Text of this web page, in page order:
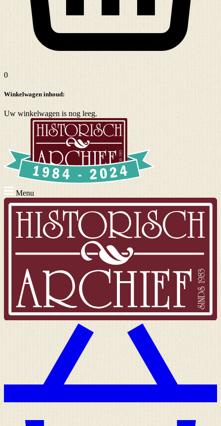
0
Winkelwagen inhoud:
Uw winkelwagen is nog leeg.
Menu